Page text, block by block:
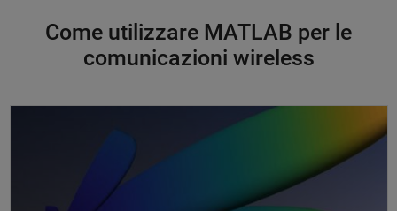
Come utilizzare MATLAB per le
comunicazioni wireless